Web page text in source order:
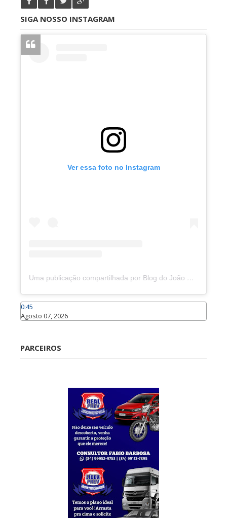
SIGA NOSSO INSTAGRAM
Ver essa foto no Instagram
Uma publicação compartilhada por Blog do João Marcolino (@joaomarcolinoneto)
0:45
Agosto 07, 2026
PARCEIROS